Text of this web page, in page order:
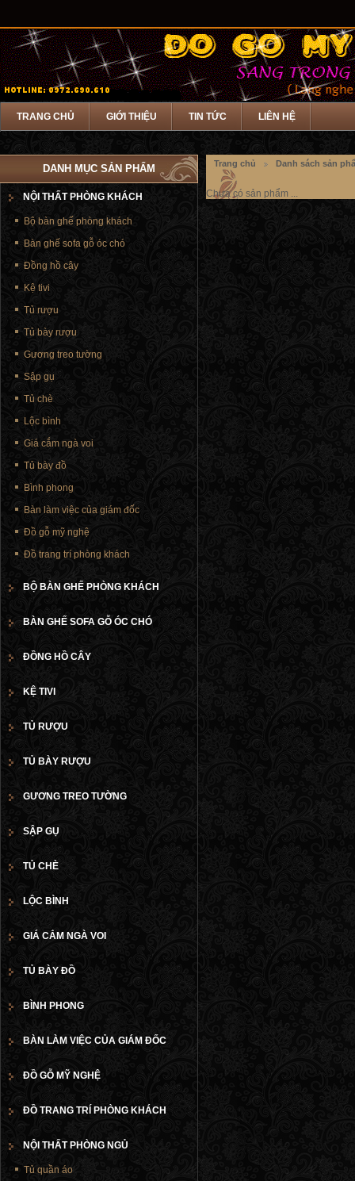
TRANG CHỦ GIỚI THIỆU TIN TỨC LIÊN HỆ
Trang chủ Danh sách sản
Chưa có sản phẩm ...
DANH MỤC SẢN PHẨM
NỘI THẤT PHÒNG KHÁCH
Bộ bàn ghế phòng khách
Bàn ghế sofa gỗ óc chó
Đồng hồ cây
Kệ tivi
Tủ rượu
Tủ bày rượu
Gương treo tường
Sập gụ
Tủ chè
Lộc bình
Giá cắm ngà voi
Tủ bày đồ
Bình phong
Bàn làm việc của giám đốc
Đồ gỗ mỹ nghệ
Đồ trang trí phòng khách
BỘ BÀN GHẾ PHÒNG KHÁCH
BÀN GHẾ SOFA GỖ ÓC CHÓ
ĐỒNG HỒ CÂY
KỆ TIVI
TỦ RƯỢU
TỦ BÀY RƯỢU
GƯƠNG TREO TƯỜNG
SẬP GỤ
TỦ CHÈ
LỘC BÌNH
GIÁ CẮM NGÀ VOI
TỦ BÀY ĐỒ
BÌNH PHONG
BÀN LÀM VIỆC CỦA GIÁM ĐỐC
ĐỒ GỖ MỸ NGHỆ
ĐỒ TRANG TRÍ PHÒNG KHÁCH
NỘI THẤT PHÒNG NGỦ
Tủ quần áo